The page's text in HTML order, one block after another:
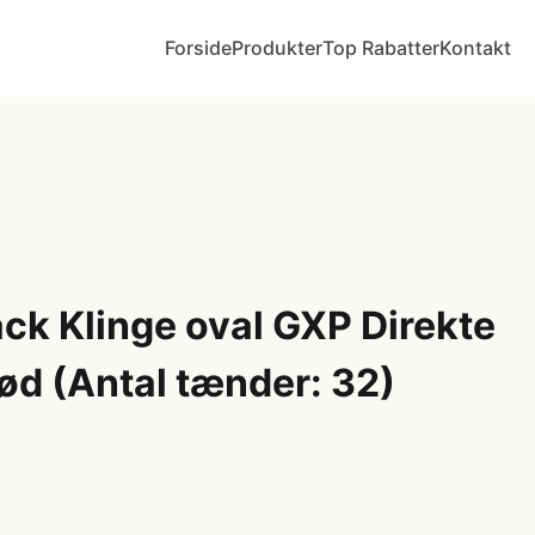
ForsideProdukterTop RabatterKontakt
Klinge oval GXP Direkte
(Antal tænder: 32)